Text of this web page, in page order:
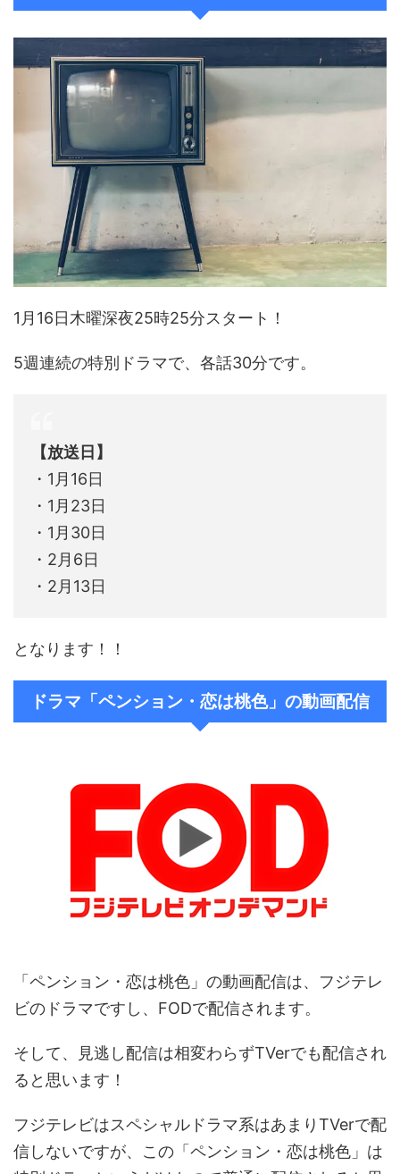
1月16日木曜深夜25時25分スタート！
5週連続の特別ドラマで、各話30分です。
【放送日】
・1月16日
・1月23日
・1月30日
・2月6日
・2月13日
となります！！
ドラマ「ペンション・恋は桃色」の動画配信
「ペンション・恋は桃色」の動画配信は、フジテレ
ビのドラマですし、FODで配信されます。
そして、見逃し配信は相変わらずTVerでも配信され
ると思います！
フジテレビはスペシャルドラマ系はあまりTVerで配
信しないですが、この「ペンション・恋は桃色」は